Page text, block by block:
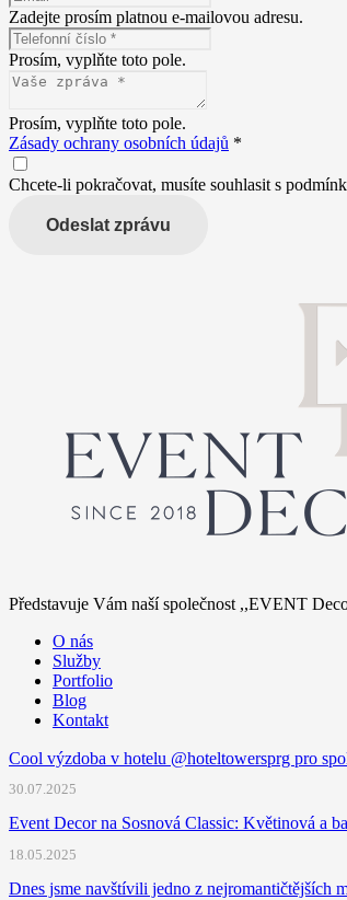
Zadejte prosím platnou e-mailovou adresu.
Prosím, vyplňte toto pole.
Prosím, vyplňte toto pole.
Zásady ochrany osobních údajů *
Chcete-li pokračovat, musíte souhlasit s
Odeslat zprávu
Představuje Vám naší společnost ,,EVENT
O nás
Služby
Portfolio
Blog
Kontakt
Cool výzdoba v hotelu @hoteltowersprg pro
30.07.2025
Event Decor na Sosnová Classic: Květinová a
18.05.2025
Dnes jsme navštívili jedno z nejromantičtějších